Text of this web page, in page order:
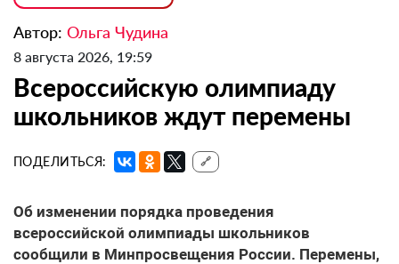
Автор: Ольга Чудина
8 августа 2026, 19:59
Всероссийскую олимпиаду
школьников ждут перемены
ПОДЕЛИТЬСЯ: 🔗
Об изменении порядка проведения
всероссийской олимпиады школьников
сообщили в Минпросвещения России. Перемены,